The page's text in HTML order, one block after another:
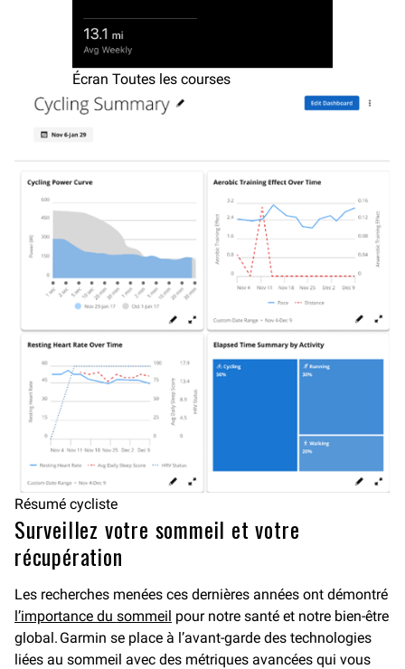
Écran Toutes les courses
Résumé cycliste
Surveillez votre sommeil et votre
récupération
Les recherches menées ces dernières années ont démontré
l’importance du sommeil pour notre santé et notre bien-être
global. Garmin se place à l’avant-garde des technologies
liées au sommeil avec des métriques avancées qui vous